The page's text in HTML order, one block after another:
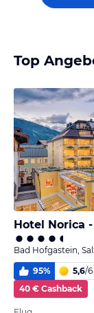
Top
Bad Hofgastein,
95% 5,6/6
40 € Cashback